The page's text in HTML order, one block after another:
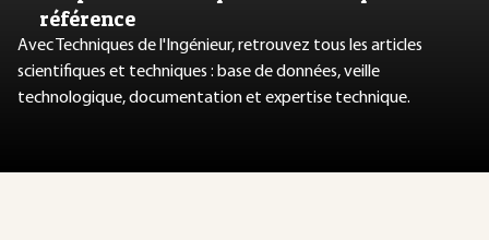
référence
Avec Techniques de l'Ingénieur, retrouvez tous les articles
scientifiques et techniques : base de données, veille
technologique, documentation et expertise technique.